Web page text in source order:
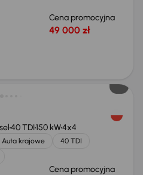
Cena promocyjna
49 000 zł
40 TDI150 kW4x4
Auta krajowe
40 TDI
Cena promocyjna